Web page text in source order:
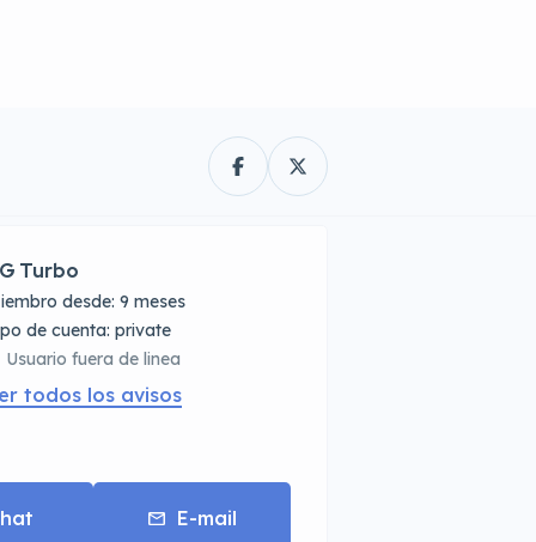
Turbo
desde: 9 meses
de cuenta: private
Usuario fuera de linea
todos los avisos
E-mail